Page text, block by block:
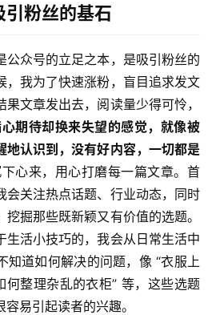
引粉丝的基石
公众号的立足之本，是吸引粉丝的
，我为了快速涨粉，盲目追求发文
文章发出去，阅读量少得可怜，
期待却换来失望的感觉，就像被
地认识到，没有好内容，一切都是
心来，用心打磨每一篇文章。首
会关注热点话题、行业动态，同时
掘那些既新颖又有价值的选题。
生活小技巧的，我会从日常生活中
知道如何解决的问题，像 “衣服上
何整理杂乱的衣柜” 等，这些选题
易引起读者的兴趣。